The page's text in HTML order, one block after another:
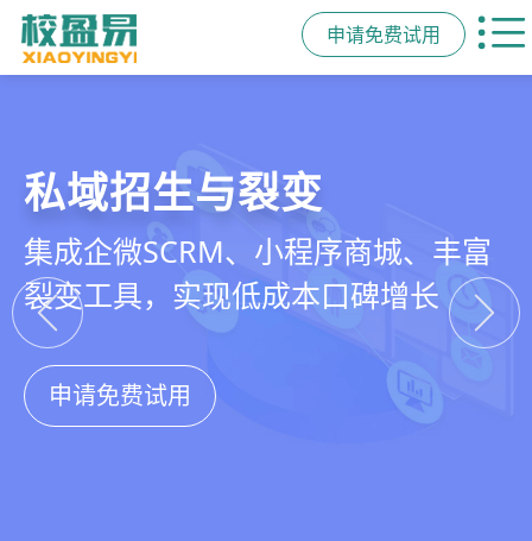
申请免费试用
教培行业CRM
以学员为中心，打通从引流、转化、
教学到复购转介绍的全生命周期增长
引擎
申请免费试用
智能销售漏斗
线索自动分配、标准化跟单、试听转
化分析，打造高绩效招生团队
申请免费试用
精细化客户运营
360°学员画像、自动化服务流程、智
能续费预警，深度挖掘学员长期价值
申请免费试用
私域招生与裂变
集成企微SCRM、小程序商城、丰富
裂变工具，实现低成本口碑增长
申请免费试用